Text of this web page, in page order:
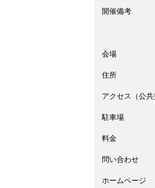
開催備考
会場
住所
アクセス（公共
駐車場
料金
問い合わせ
ホームページ